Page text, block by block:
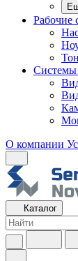
Рабочие
Системы
О компании
Каталог